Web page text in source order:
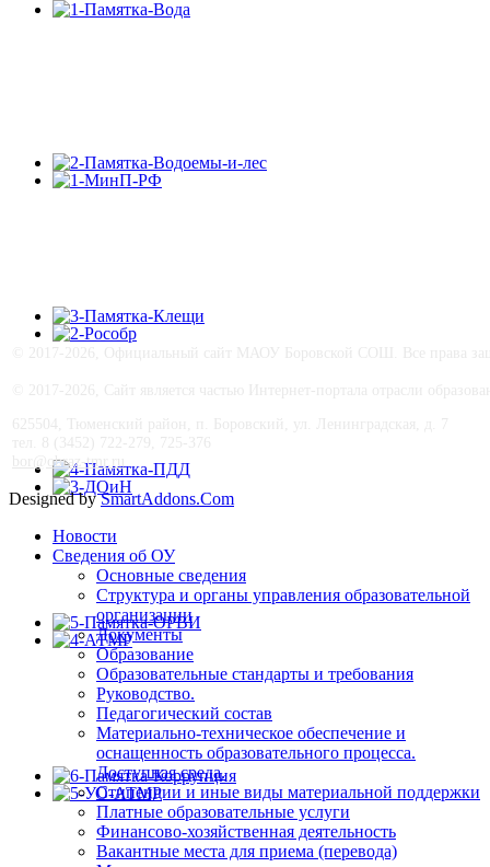
bor@obraz-tmr.ru
Designed bySmartAddons.Com
Новости
Сведения об ОУ
Основные сведения
Структура и органы управления образовательной
организации
Документы
Образование
Образовательные стандарты и требования
Руководство.
Педагогический состав
Материально-техническое обеспечение и
оснащенность образовательного процесса.
Доступная среда.
Стипендии и иные виды материальной поддержки
Платные образовательные услуги
Финансово-хозяйственная деятельность
Вакантные места для приема (перевода)